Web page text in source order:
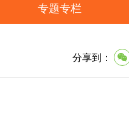
专题专栏
分享到：